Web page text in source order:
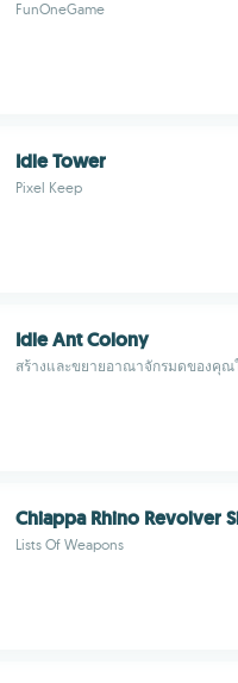
FunOneGame
Idle Tower
Pixel Keep
Idle Ant Colony
สร้างและขยายอาณาจักรมดของคุณ
Chiappa Rhino Revolver
Lists Of Weapons